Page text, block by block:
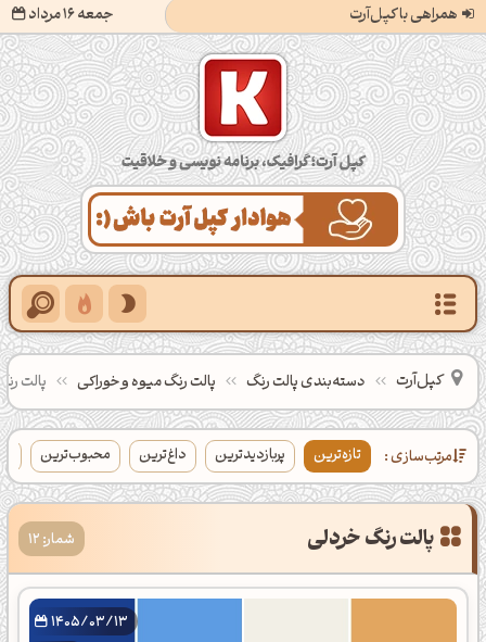
همراهی با کپل‌آرت جمعه 16 مرداد
کپل‌آرت؛ گرافیک، برنامه‌نویسی و خلاقیت
کپل‌آرت دسته‌بندی‌ پالت‌ رنگ پالت رنگ میوه و خوراکی پالت
مرتب‌سازی : تازه‌ترین پربازدیدترین داغ‌ترین محبوب‌ترین
شمار: 12
1405/03/13